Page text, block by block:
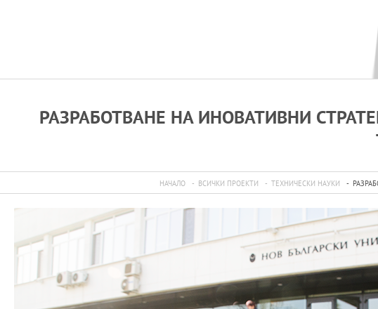
РАЗРАБОТВАНЕ НА ИНОВАТИВНИ
НАЧАЛО ВСИЧКИ ПРОЕКТИ ТЕХНИЧЕСКИ НАУКИ